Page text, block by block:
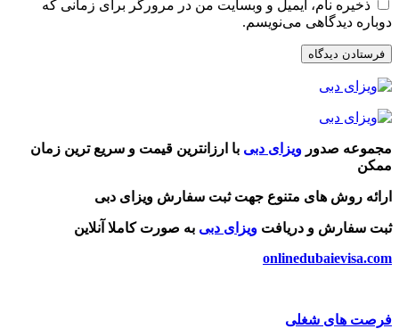
ذخیره نام، ایمیل و وبسایت من در مرورگر برای زمانی که
دوباره دیدگاهی می‌نویسم.
مجموعه صدور ویزای دبی با ارزانترین قیمت و سریع ترین زمان
ممکن
ارائه روش های متنوع جهت ثبت سفارش ویزای دبی
ثبت سفارش و دریافت ویزای دبی به صورت کاملا آنلاین
onlinedubaievisa.com
فرصت های شغلی